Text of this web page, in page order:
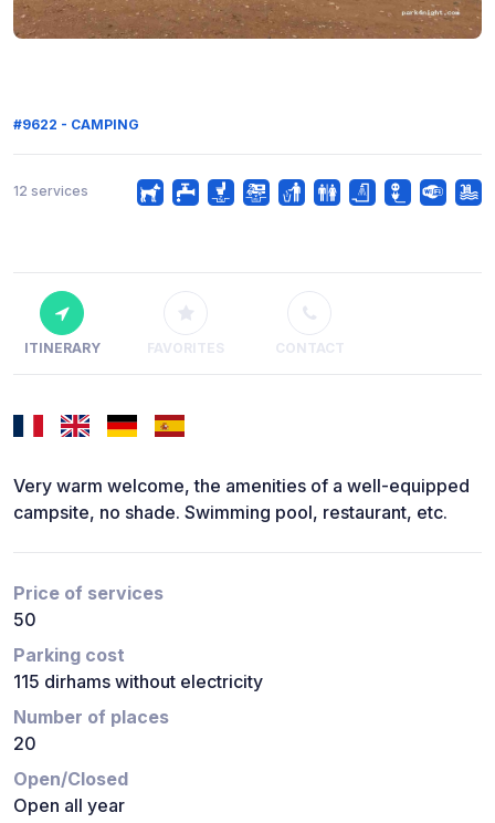
#9622 - CAMPING
12 services
ITINERARY FAVORITES CONTACT
Very warm welcome, the amenities of a well-equipped
campsite, no shade. Swimming pool, restaurant, etc.
Price of services
50
Parking cost
115 dirhams without electricity
Number of places
20
Open/Closed
Open all year